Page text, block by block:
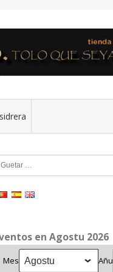
en Agostu 2026
Mes Añu